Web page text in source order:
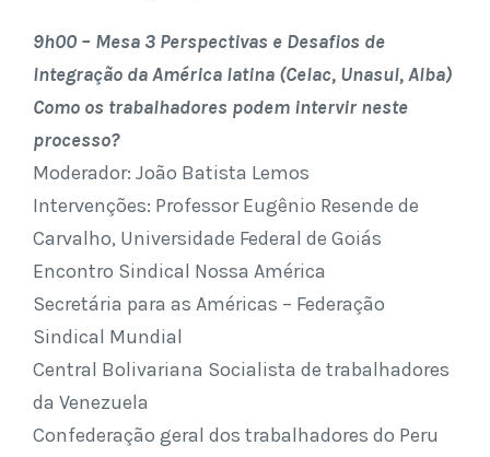
9h00 – Mesa 3 Perspectivas e Desafios de
Integração da América latina (Celac, Unasul, Alba)
Como os trabalhadores podem intervir neste
processo?
Moderador: João Batista Lemos
Intervenções: Professor Eugênio Resende de
Carvalho, Universidade Federal de Goiás
Encontro Sindical Nossa América
Secretária para as Américas – Federação
Sindical Mundial
Central Bolivariana Socialista de trabalhadores
da Venezuela
Confederação geral dos trabalhadores do Peru